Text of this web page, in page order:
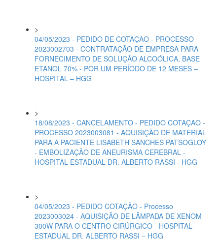
>
04/05/2023 - PEDIDO DE COTAÇAO - PROCESSO
2023002703 - CONTRATAÇÃO DE EMPRESA PARA
FORNECIMENTO DE SOLUÇÃO ALCOÓLICA, BASE
ETANOL 70% - POR UM PERÍODO DE 12 MESES –
HOSPITAL – HGG
>
18/08/2023 - CANCELAMENTO - PEDIDO COTAÇAO -
PROCESSO 2023003081 - AQUISIÇÃO DE MATERIAL
PARA A PACIENTE LISABETH SANCHES PATSOGLOY
- EMBOLIZAÇÃO DE ANEURISMA CEREBRAL -
HOSPITAL ESTADUAL DR. ALBERTO RASSI - HGG
>
04/05/2023 - PEDIDO COTAÇÃO - Processo
2023003024 - AQUISIÇÃO DE LÂMPADA DE XENOM
300W PARA O CENTRO CIRÚRGICO - HOSPITAL
ESTADUAL DR. ALBERTO RASSI – HGG